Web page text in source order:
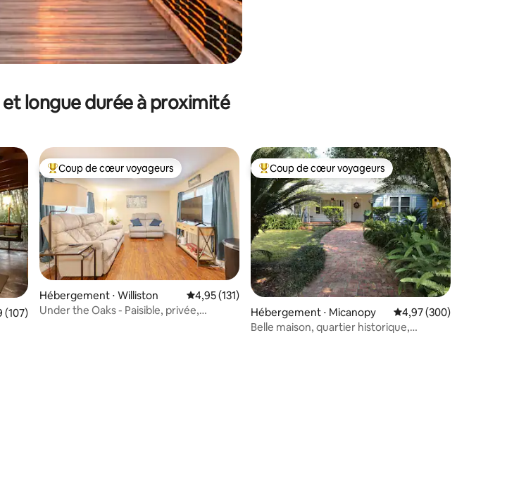
longue durée à proximité
moyenne sur la base de 107 commentaires : 4,89 sur 5
(107)
Coups de cœur voyageurs les plus appréciés
Coup de cœur voyageurs
Hébergement ⋅ Williston Évaluation moyenne sur la base de 131 commentaires : 4,95 sur 5
4,95 (131)
Under the Oaks - Paisible, privée,
Coups de cœur voyageurs les plus appréciés
Coup de cœur voyageurs
Hébergement ⋅ Micanopy Évaluation moyenne
4,97 (300)
Belle maison, quartier historique,